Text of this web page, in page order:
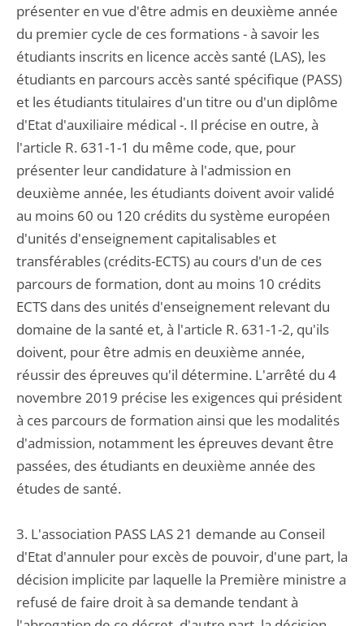
présenter en vue d'être admis en deuxième année
du premier cycle de ces formations - à savoir les
étudiants inscrits en licence accès santé (LAS), les
étudiants en parcours accès santé spécifique (PASS)
et les étudiants titulaires d'un titre ou d'un diplôme
d'Etat d'auxiliaire médical -. Il précise en outre, à
l'article R. 631-1-1 du même code, que, pour
présenter leur candidature à l'admission en
deuxième année, les étudiants doivent avoir validé
au moins 60 ou 120 crédits du système européen
d'unités d'enseignement capitalisables et
transférables (crédits-ECTS) au cours d'un de ces
parcours de formation, dont au moins 10 crédits
ECTS dans des unités d'enseignement relevant du
domaine de la santé et, à l'article R. 631-1-2, qu'ils
doivent, pour être admis en deuxième année,
réussir des épreuves qu'il détermine. L'arrêté du 4
novembre 2019 précise les exigences qui président
à ces parcours de formation ainsi que les modalités
d'admission, notamment les épreuves devant être
passées, des étudiants en deuxième année des
études de santé.
3. L'association PASS LAS 21 demande au Conseil
d'Etat d'annuler pour excès de pouvoir, d'une part, la
décision implicite par laquelle la Première ministre a
refusé de faire droit à sa demande tendant à